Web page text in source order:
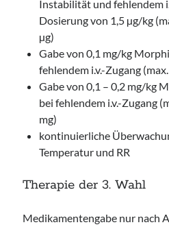
Instabilität und fehlendem
Dosierung von 1,5 µg/kg
µg)
Gabe von 0,1 mg/kg
fehlendem i.v.-Zugang
Gabe von 0,1 – 0,2 mg/kg
bei fehlendem i.v.-Zugang
mg)
kontinuierliche
Temperatur und RR
Therapie der 3. Wahl
Medikamentengabe nur nach